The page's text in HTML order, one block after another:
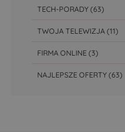
TECH-PORADY(63)
TWOJA TELEWIZJA(11)
FIRMA ONLINE(3)
NAJLEPSZE OFERTY(63)